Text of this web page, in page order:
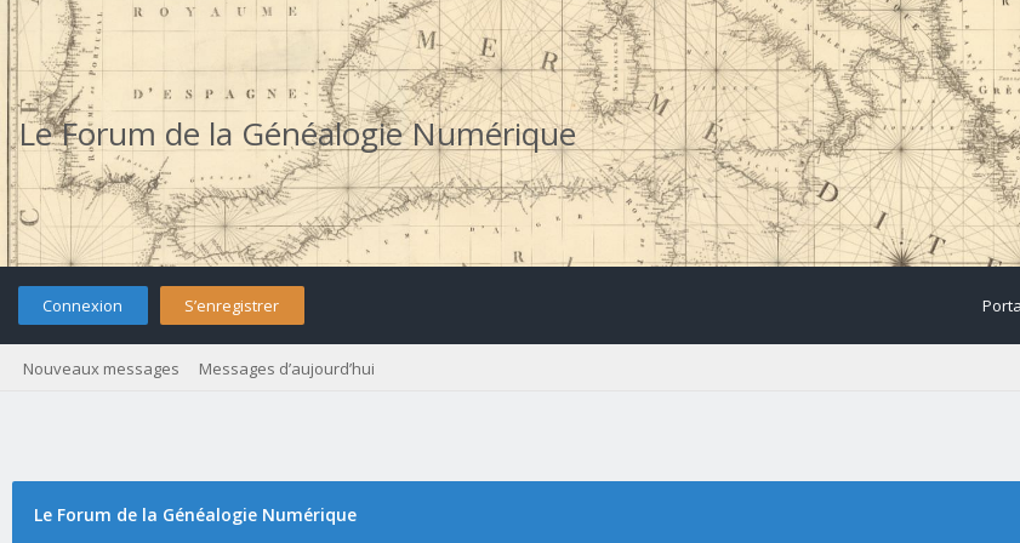
Le Forum de la Généalogie Numérique
Connexion S’enregistrer
Nouveaux messages Messages d’aujourd’hui
Le Forum de la Généalogie Numérique